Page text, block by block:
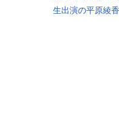
生出演の平原綾